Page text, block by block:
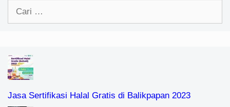
Cari
Jasa Sertifikasi Halal Gratis di Balikpapan 2023